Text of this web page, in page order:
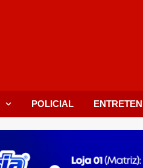
POLICIAL